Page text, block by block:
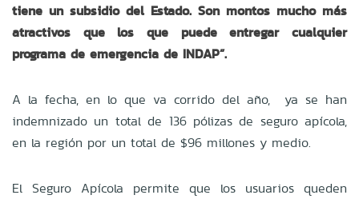
tiene un subsidio del Estado. Son montos mucho más
atractivos que los que puede entregar cualquier
programa de emergencia de INDAP”.
A la fecha, en lo que va corrido del año, ya se han
indemnizado un total de 136 pólizas de seguro apícola,
en la región por un total de $96 millones y medio.
El Seguro Apícola permite que los usuarios queden